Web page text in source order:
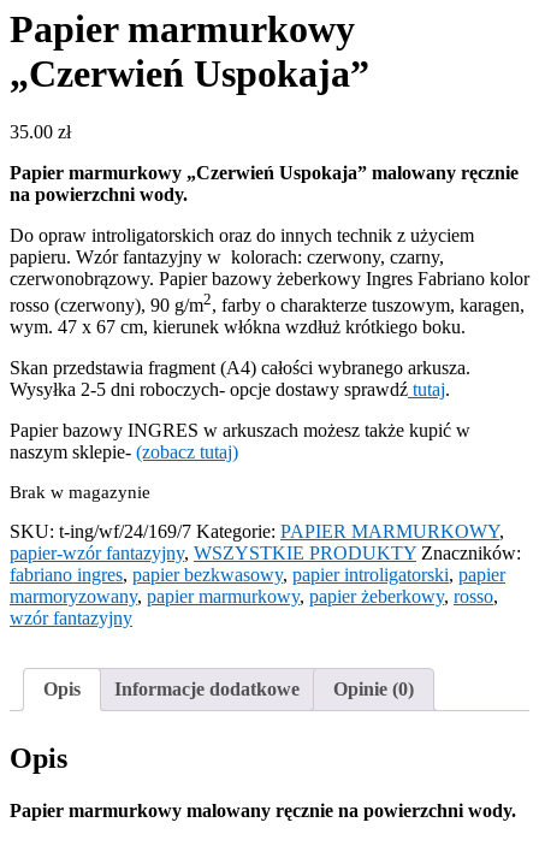
Papier marmurkowy
„Czerwień Uspokaja”
35.00 zł
Papier marmurkowy „Czerwień Uspokaja” malowany ręcznie
na powierzchni wody.
Do opraw introligatorskich oraz do innych technik z użyciem
papieru. Wzór fantazyjny w kolorach: czerwony, czarny,
czerwonobrązowy. Papier bazowy żeberkowy Ingres Fabriano kolor
rosso (czerwony), 90 g/m2, farby o charakterze tuszowym, karagen,
wym. 47 x 67 cm, kierunek włókna wzdłuż krótkiego boku.
Skan przedstawia fragment (A4) całości wybranego arkusza.
Wysyłka 2-5 dni roboczych- opcje dostawy sprawdź tutaj.
Papier bazowy INGRES w arkuszach możesz także kupić w
naszym sklepie- (zobacz tutaj)
Brak w magazynie
SKU: t-ing/wf/24/169/7 Kategorie: PAPIER MARMURKOWY,
papier-wzór fantazyjny, WSZYSTKIE PRODUKTY Znaczników:
fabriano ingres, papier bezkwasowy, papier introligatorski, papier
marmoryzowany, papier marmurkowy, papier żeberkowy, rosso,
wzór fantazyjny
Opis Informacje dodatkowe Opinie (0)
Opis
Papier marmurkowy malowany ręcznie na powierzchni wody.